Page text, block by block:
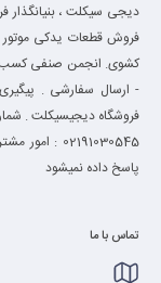
دیجی سیکلت ، بنیانگذار
فروش قطعات یدکی موتور
کشوی. انجمن صنفی کسب و
- ارسال سفارشی .
فروشگاه دیجیسیکلت . شماره
پاسخ داده نمیشود
تماس با ما